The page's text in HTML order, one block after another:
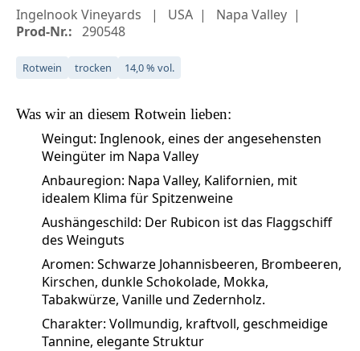
Ingelnook Vineyards USA
Napa Valley
Prod-Nr.: 290548
Rotwein trocken 14,0 % vol.
Was wir an diesem Rotwein lieben:
Weingut: Inglenook, eines der angesehensten
Weingüter im Napa Valley
Anbauregion: Napa Valley, Kalifornien, mit
idealem Klima für Spitzenweine
Aushängeschild: Der Rubicon ist das Flaggschiff
des Weinguts
Aromen: Schwarze Johannisbeeren, Brombeeren,
Kirschen, dunkle Schokolade, Mokka,
Tabakwürze, Vanille und Zedernholz.
Charakter: Vollmundig, kraftvoll, geschmeidige
Tannine, elegante Struktur